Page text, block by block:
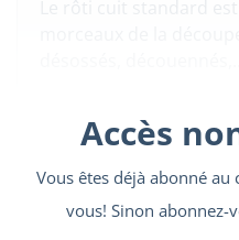
Accès
Vous êtes déjà abonné au
vous! Sinon abonnez-